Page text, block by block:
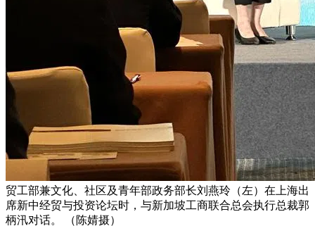
贸工部兼文化、社区及青年部政务部长刘燕玲（左）在上海出
席新中经贸与投资论坛时，与新加坡工商联合总会执行总裁郭
柄汛对话。 （陈婧摄）